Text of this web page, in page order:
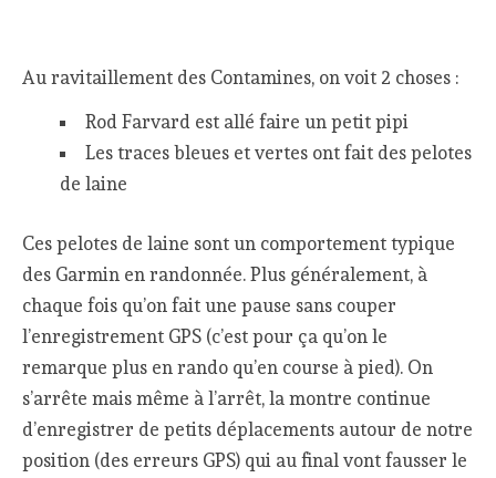
Au ravitaillement des Contamines, on voit 2 choses :
Rod Farvard est allé faire un petit pipi
Les traces bleues et vertes ont fait des pelotes
de laine
Ces pelotes de laine sont un comportement typique
des Garmin en randonnée. Plus généralement, à
chaque fois qu’on fait une pause sans couper
l’enregistrement GPS (c’est pour ça qu’on le
remarque plus en rando qu’en course à pied). On
s’arrête mais même à l’arrêt, la montre continue
d’enregistrer de petits déplacements autour de notre
position (des erreurs GPS) qui au final vont fausser le